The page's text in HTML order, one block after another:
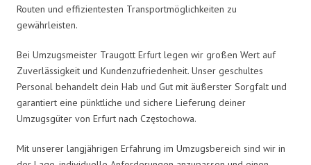
Routen und effizientesten Transportmöglichkeiten zu
gewährleisten.
Bei Umzugsmeister Traugott Erfurt legen wir großen Wert auf
Zuverlässigkeit und Kundenzufriedenheit. Unser geschultes
Personal behandelt dein Hab und Gut mit äußerster Sorgfalt und
garantiert eine pünktliche und sichere Lieferung deiner
Umzugsgüter von Erfurt nach Częstochowa.
Mit unserer langjährigen Erfahrung im Umzugsbereich sind wir in